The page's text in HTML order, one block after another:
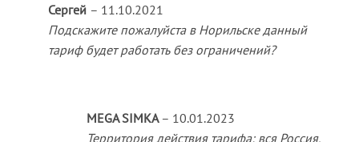
Сергей – 11.10.2021
Подскажите пожалуйста в Норильске данный
тариф будет работать без ограничений?
MEGA SIMKA – 10.01.2023
Территория действия тарифа: вся Россия,